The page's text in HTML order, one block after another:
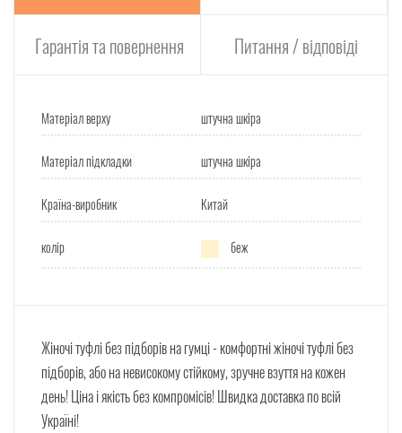
Гарантія та повернення Питання / відповіді
Матеріал верху штучна шкіра
Матеріал підкладки штучна шкіра
Країна-виробник Китай
колір беж
Жіночі туфлі без підборів на гумці - комфортні жіночі туфлі без
підборів, або на невисокому стійкому, зручне взуття на кожен
день! Ціна і якість без компромісів! Швидка доставка по всій
Україні!